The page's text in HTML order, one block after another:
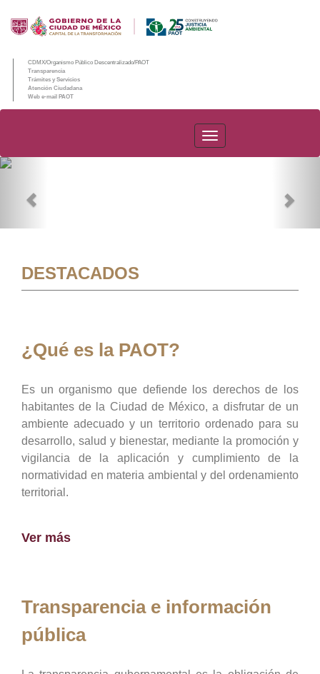
CDMX/Organismo Público Descentralizado/PAOT
Transparencia
Trámites y Servicios
Atención Ciudadana
Web e-mail PAOT
PAOT
DESTACADOS
¿Qué es la PAOT?
Es un organismo que defiende los derechos de los
habitantes de la Ciudad de México, a disfrutar de un
ambiente adecuado y un territorio ordenado para su
desarrollo, salud y bienestar, mediante la promoción y
vigilancia de la aplicación y cumplimiento de la
normatividad en materia ambiental y del ordenamiento
territorial.
Ver más
Transparencia e información
pública